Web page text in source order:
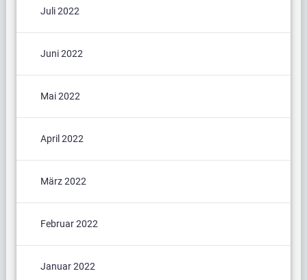
Juli 2022
Juni 2022
Mai 2022
April 2022
März 2022
Februar 2022
Januar 2022